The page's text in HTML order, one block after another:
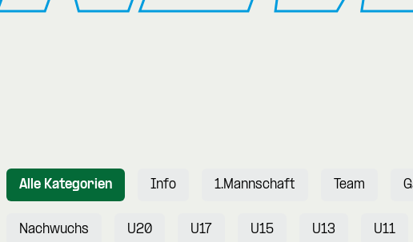
Alle Kategorien Info 1.Mannschaft Team
Nachwuchs U20 U17 U15 U13 U11